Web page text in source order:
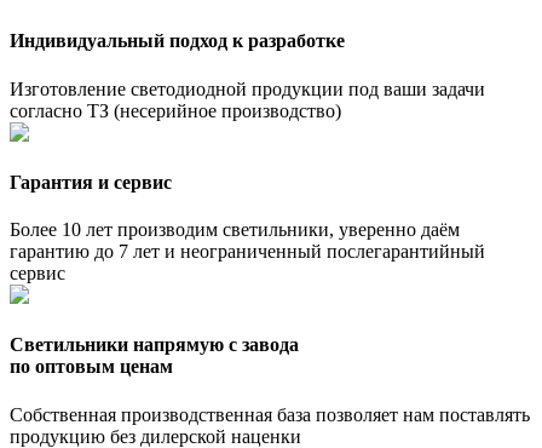
Индивидуальный подход к разработке
Изготовление светодиодной продукции под ваши задачи
согласно ТЗ (несерийное производство)
Гарантия и сервис
Более 10 лет производим светильники, уверенно даём
гарантию до 7 лет и неограниченный послегарантийный
сервис
Светильники напрямую с завода
по оптовым ценам
Собственная производственная база позволяет нам поставлять
продукцию без дилерской наценки